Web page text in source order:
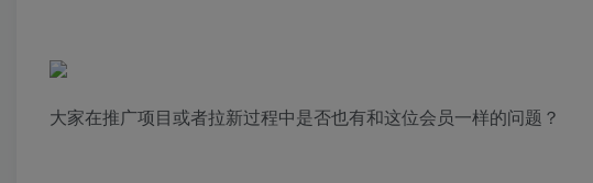
大家在推广项目或者拉新过程中是否也有和这位会员一样的问题？